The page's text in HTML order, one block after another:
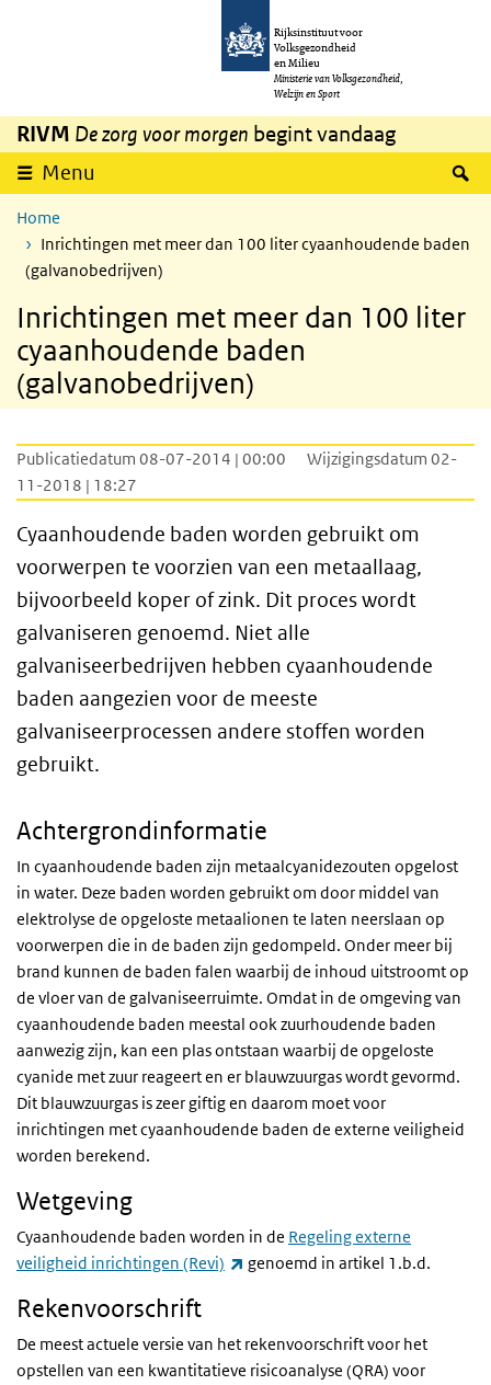
Overslaan en naar de inhoud gaan
Rijksinstituut voor
Volksgezondheid
en Milieu
Ministerie van Volksgezondheid,
Welzijn en Sport
RIVM De zorg voor morgen begint vandaag
Menu
Home
Inrichtingen met meer dan 100 liter cyaanhoudende baden
(galvanobedrijven)
Inrichtingen met meer dan 100 liter
cyaanhoudende baden
(galvanobedrijven)
Publicatiedatum 08-07-2014 | 00:00
Wijzigingsdatum 02-
11-2018 | 18:27
Cyaanhoudende baden worden gebruikt om
voorwerpen te voorzien van een metaallaag,
bijvoorbeeld koper of zink. Dit proces wordt
galvaniseren genoemd. Niet alle
galvaniseerbedrijven hebben cyaanhoudende
baden aangezien voor de meeste
galvaniseerprocessen andere stoffen worden
gebruikt.
Achtergrondinformatie
In cyaanhoudende baden zijn metaalcyanidezouten opgelost
in water. Deze baden worden gebruikt om door middel van
elektrolyse de opgeloste metaalionen te laten neerslaan op
voorwerpen die in de baden zijn gedompeld. Onder meer bij
brand kunnen de baden falen waarbij de inhoud uitstroomt op
de vloer van de galvaniseerruimte. Omdat in de omgeving van
cyaanhoudende baden meestal ook zuurhoudende baden
aanwezig zijn, kan een plas ontstaan waarbij de opgeloste
cyanide met zuur reageert en er blauwzuurgas wordt gevormd.
Dit blauwzuurgas is zeer giftig en daarom moet voor
inrichtingen met cyaanhoudende baden de externe veiligheid
worden berekend.
Wetgeving
Cyaanhoudende baden worden in de Regeling externe
veiligheid inrichtingen (Revi)
(externe link)
genoemd in artikel 1.b.d.
Rekenvoorschrift
De meest actuele versie van het rekenvoorschrift voor het
opstellen van een kwantitatieve risicoanalyse (QRA) voor